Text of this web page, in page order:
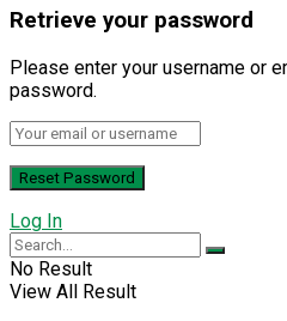
Retrieve your password
Please enter your username or
password.
Log In
No Result
View All Result